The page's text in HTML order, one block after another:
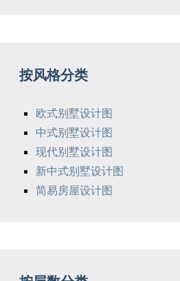
按风格分类
欧式别墅设计图
中式别墅设计图
现代别墅设计图
新中式别墅设计图
简易房屋设计图